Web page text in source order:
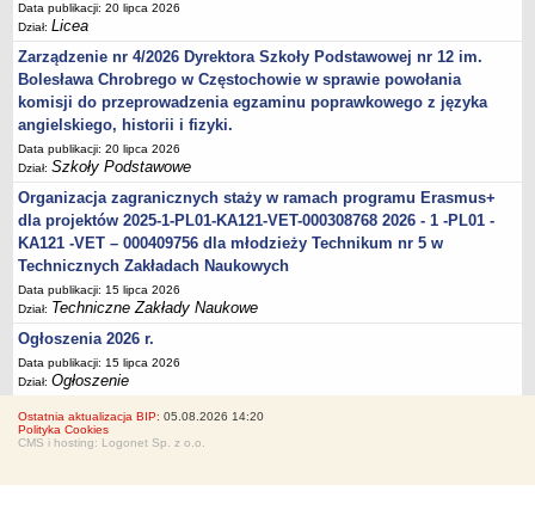
Data publikacji: 20 lipca 2026
Dział:Licea
Zarządzenie nr 4/2026 Dyrektora Szkoły Podstawowej nr 12 im.
Bolesława Chrobrego w Częstochowie w sprawie powołania
komisji do przeprowadzenia egzaminu poprawkowego z języka
angielskiego, historii i fizyki.
Data publikacji: 20 lipca 2026
Dział:Szkoły Podstawowe
Organizacja zagranicznych staży w ramach programu Erasmus+
dla projektów 2025-1-PL01-KA121-VET-000308768 2026 - 1 -PL01 -
KA121 -VET – 000409756 dla młodzieży Technikum nr 5 w
Technicznych Zakładach Naukowych
Data publikacji: 15 lipca 2026
Dział: Techniczne Zakłady Naukowe
Ogłoszenia 2026 r.
Data publikacji: 15 lipca 2026
Dział:Ogłoszenie
Ostatnia aktualizacja BIP: 05.08.2026 14:20
Polityka Cookies
CMS i hosting: Logonet Sp. z o.o.